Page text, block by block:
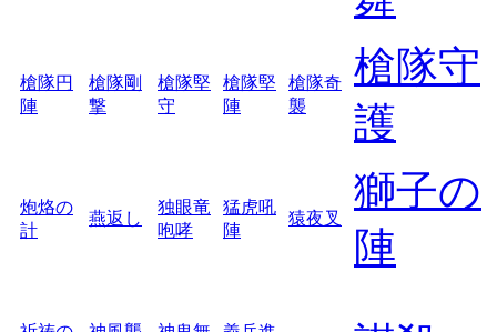
槍隊円
陣
槍隊剛
撃
槍隊堅
守
槍隊堅
陣
槍隊奇
襲
槍隊守
護
炮烙の
計
燕返し
独眼竜
咆哮
猛虎吼
陣
猿夜叉
獅子の
陣